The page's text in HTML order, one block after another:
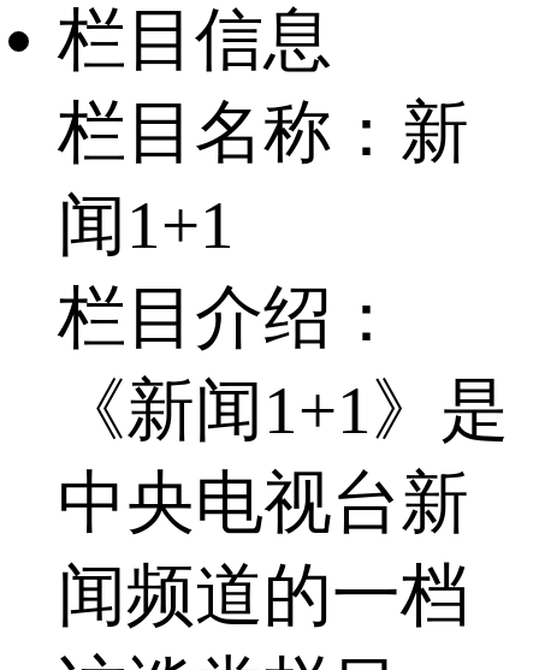
栏目信息
栏目名称：新
闻1+1
栏目介绍：
《新闻1+1》是
中央电视台新
闻频道的一档